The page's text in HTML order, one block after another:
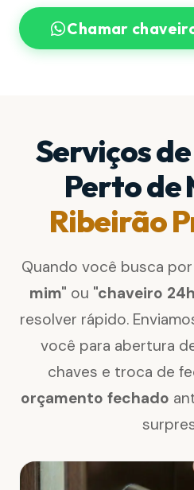
Chamar
Serviços de
Perto de
Ribeirão
Quando você busca por
mim" ou "chaveiro
resolver rápido.
você para abertura
chaves e troca de
orçamento fechado